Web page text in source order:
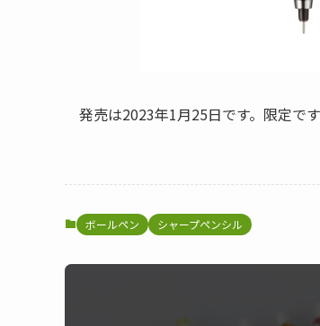
発売は2023年1月25日です。限定で
ボールペン シャープペンシル